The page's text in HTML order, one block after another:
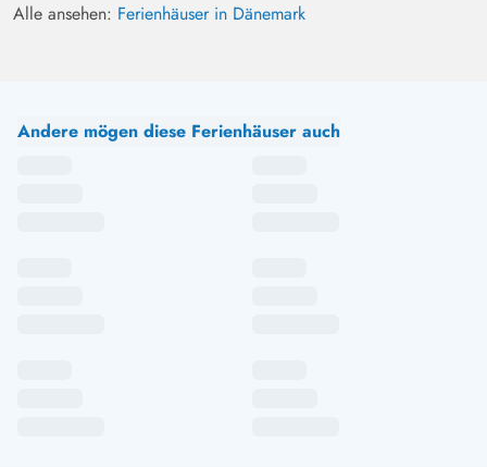
Alle ansehen: Ferienhäuser in Dänemark
Andere mögen diese Ferienhäuser auch